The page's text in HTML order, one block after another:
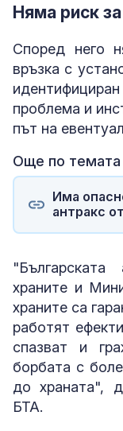
Няма риск
Според него
връзка с
проблема и
път на
Още по темата
Има
антракс
храните и
храните са
работят
спазват и
борбата с
до храната",
БТА.